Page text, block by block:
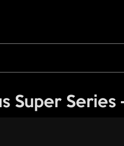
Super